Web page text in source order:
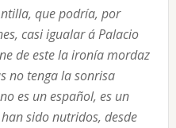
que podría, por
casi igualar á Palacio
de este la ironía mordaz
no tenga la sonrisa
es un español, es un
sido nutridos, desde